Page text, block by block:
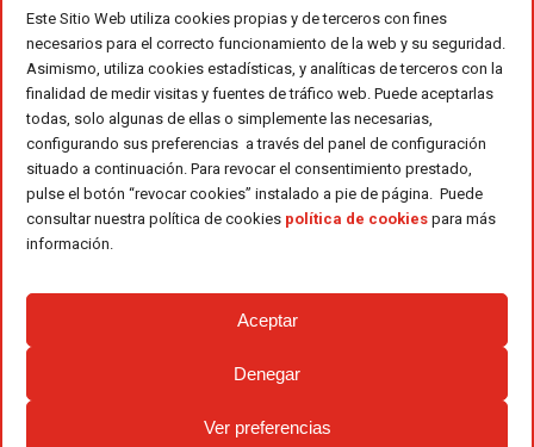
Este Sitio Web utiliza cookies propias y de terceros con fines
necesarios para el correcto funcionamiento de la web y su seguridad.
Asimismo, utiliza cookies estadísticas, y analíticas de terceros con la
finalidad de medir visitas y fuentes de tráfico web. Puede aceptarlas
todas, solo algunas de ellas o simplemente las necesarias,
configurando sus preferencias a través del panel de configuración
situado a continuación. Para revocar el consentimiento prestado,
pulse el botón “revocar cookies” instalado a pie de página. Puede
consultar nuestra política de cookies política de cookies para más
información.
Aceptar
Denegar
Ver preferencias